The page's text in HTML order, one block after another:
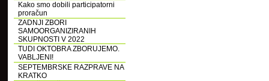
Kako smo dobili participatorni
proračun
ZADNJI ZBORI
SAMOORGANIZIRANIH
SKUPNOSTI V 2022
TUDI OKTOBRA ZBORUJEMO.
VABLJENI!
SEPTEMBRSKE RAZPRAVE NA
KRATKO